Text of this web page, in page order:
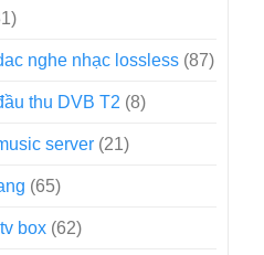
nghe nhạc lossless (87)
thu DVB T2 (8)
server (21)
(65)
box (62)